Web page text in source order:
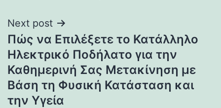
Next post
Πώς να Επιλέξετε το Κατάλληλο
Ηλεκτρικό Ποδήλατο για την
Καθημερινή Σας Μετακίνηση με
Βάση τη Φυσική Κατάσταση και
την Υγεία